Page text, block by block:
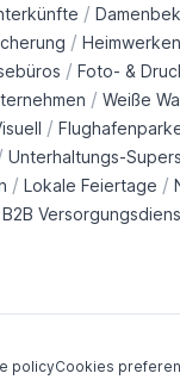
/
/ Heimwerken
/ Foto- &
/ Weiße
/
Unterhaltungs-
/ Lokale Feiertage /
B2B
policyCookies